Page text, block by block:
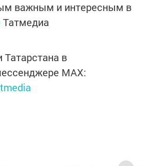
важным и интересным в
Татмедиа
Татарстана в
MАХ: